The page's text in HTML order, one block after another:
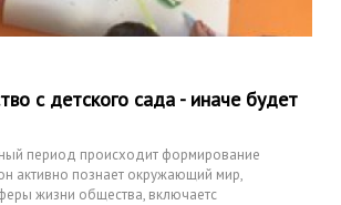
с детского сада - иначе будет
период происходит формирование
активно познает окружающий мир,
жизни общества, включаетс